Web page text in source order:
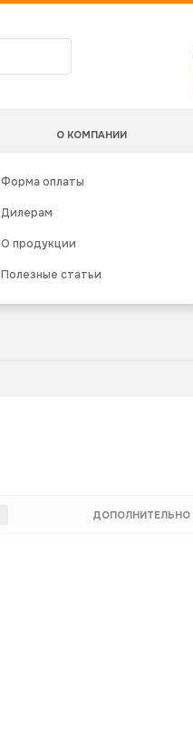
О КОМПАНИИ
Форма оплаты
Дилерам
О продукции
Полезные статьи
ДОПОЛНИТЕЛЬНО